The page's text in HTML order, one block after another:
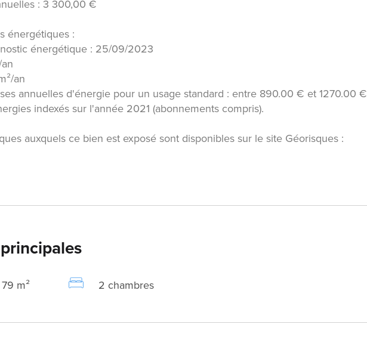
: 3 300,00 €
énergétiques :
énergétique : 25/09/2023
an
annuelles d'énergie pour un usage standard : entre 890.00 € et 1270.00 €
indexés sur l'année 2021 (abonnements compris).
auxquels ce bien est exposé sont disponibles sur le site Géorisques :
79 m² 2 chambres